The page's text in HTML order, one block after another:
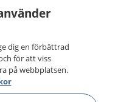
dig en förbättrad
för att viss
på webbplatsen.